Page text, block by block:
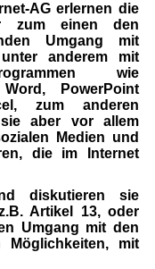
AG erlernen die
zum einen den
Umgang mit
anderem mit
wie
PowerPoint
zum anderen
aber vor allem
Medien und
die im Internet
diskutieren sie
Artikel 13, oder
Umgang mit den
Möglichkeiten, mit